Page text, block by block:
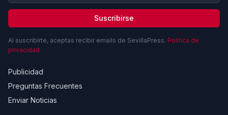
Suscribirse
Al suscribirte, aceptas recibir emails de SevillaPress. Política de
privacidad
Publicidad
Preguntas Frecuentes
Enviar Noticias